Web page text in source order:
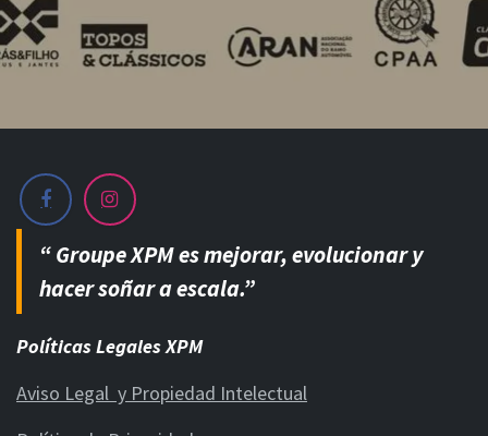
“ Groupe XPM es mejorar, evolucionar y
hacer soñar a escala.”
Políticas Legales XPM
Aviso Legal y Propiedad Intelectual